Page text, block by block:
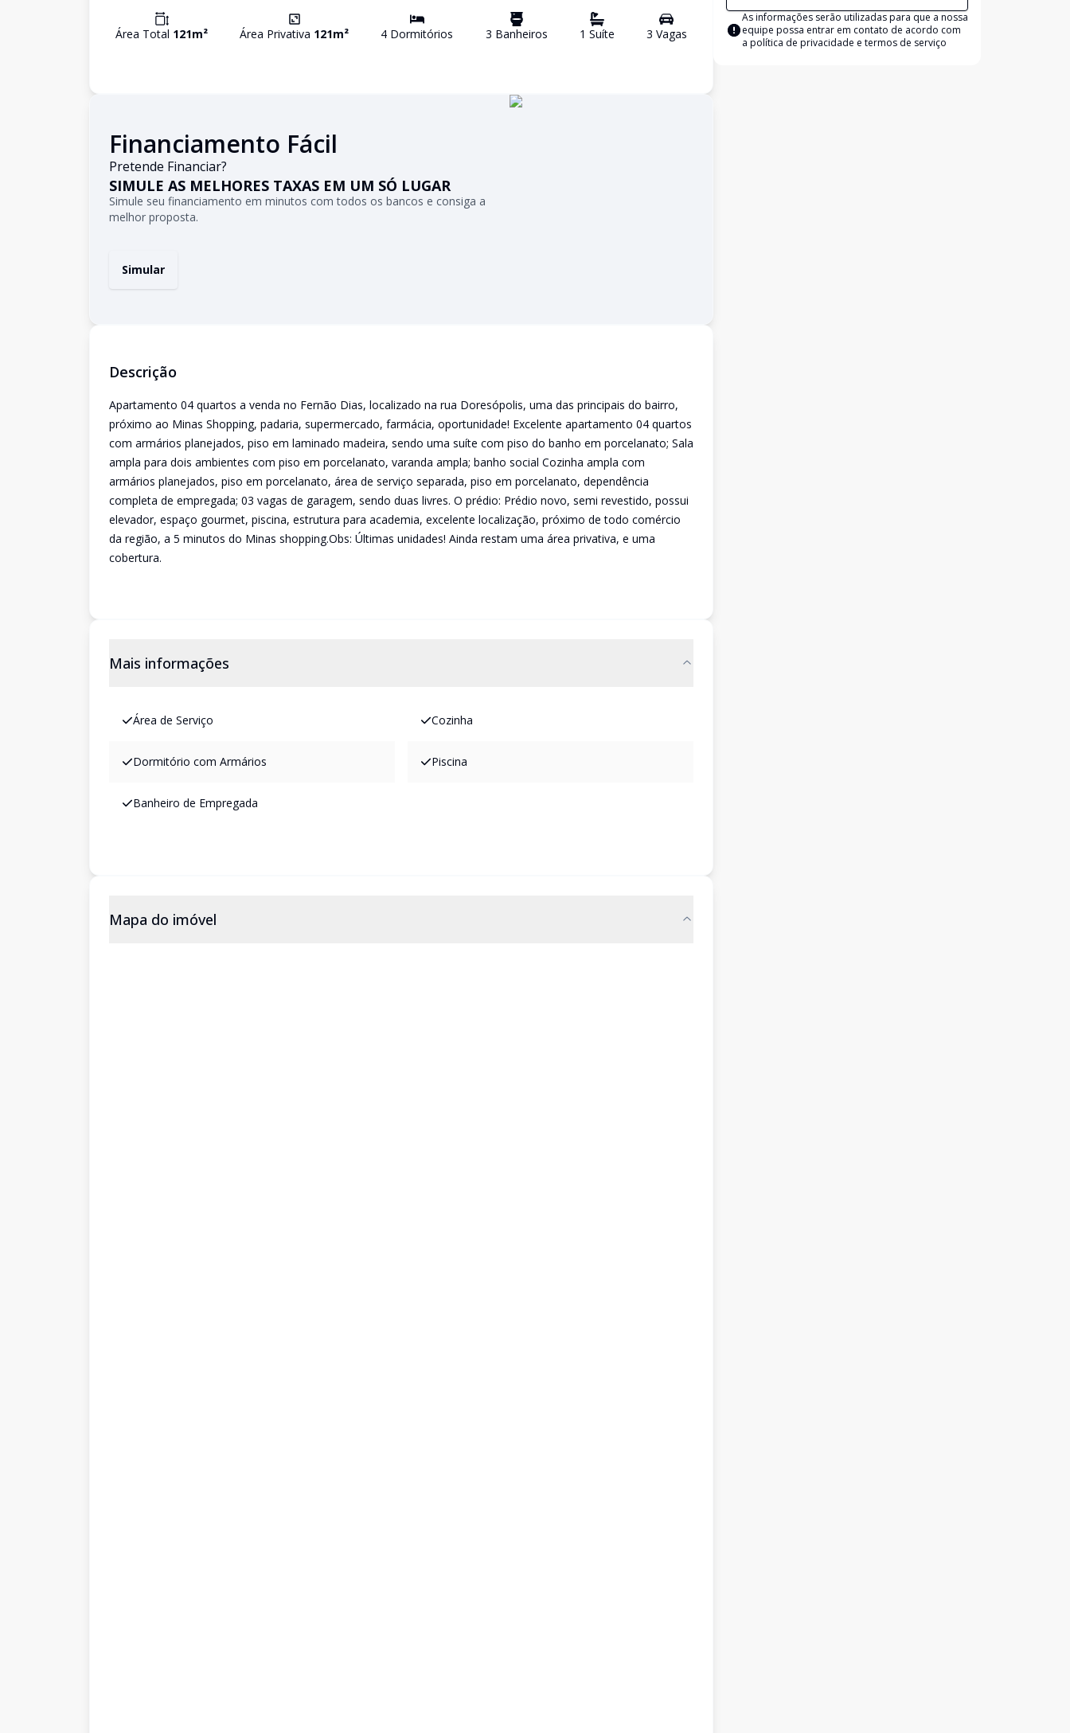
Área Total 121m² Área Privativa 121m² 4 Dormitórios 3 Banheiros 1 Suíte 3 Vagas
Financiamento Fácil
Pretende Financiar?
SIMULE AS MELHORES TAXAS EM UM SÓ LUGAR
Simule seu financiamento em minutos com todos os bancos e consiga a
melhor proposta.
Simular
Descrição
Apartamento 04 quartos a venda no Fernão Dias, localizado na rua Doresópolis, uma das principais do bairro,
próximo ao Minas Shopping, padaria, supermercado, farmácia, oportunidade! Excelente apartamento 04 quartos
com armários planejados, piso em laminado madeira, sendo uma suíte com piso do banho em porcelanato; Sala
ampla para dois ambientes com piso em porcelanato, varanda ampla; banho social Cozinha ampla com
armários planejados, piso em porcelanato, área de serviço separada, piso em porcelanato, dependência
completa de empregada; 03 vagas de garagem, sendo duas livres. O prédio: Prédio novo, semi revestido, possui
elevador, espaço gourmet, piscina, estrutura para academia, excelente localização, próximo de todo comércio
da região, a 5 minutos do Minas shopping.Obs: Últimas unidades! Ainda restam uma área privativa, e uma
cobertura.
Mais informações
Área de Serviço Cozinha
Dormitório com Armários Piscina
Banheiro de Empregada
Mapa do imóvel
As informações serão utilizadas para que a nossa
equipe possa entrar em contato de acordo com
a política de privacidade e termos de serviço